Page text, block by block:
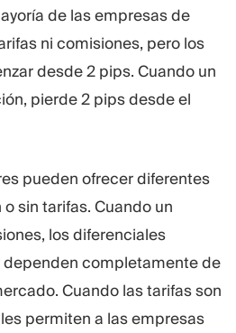
de las empresas de
ni comisiones, pero los
desde 2 pips. Cuando un
pierde 2 pips desde el
pueden ofrecer diferentes
sin tarifas. Cuando un
los diferenciales
dependen completamente de
Cuando las tarifas son
permiten a las empresas